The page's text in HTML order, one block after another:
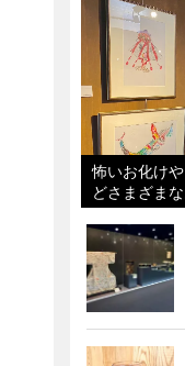
怖いお化け
どさまざま